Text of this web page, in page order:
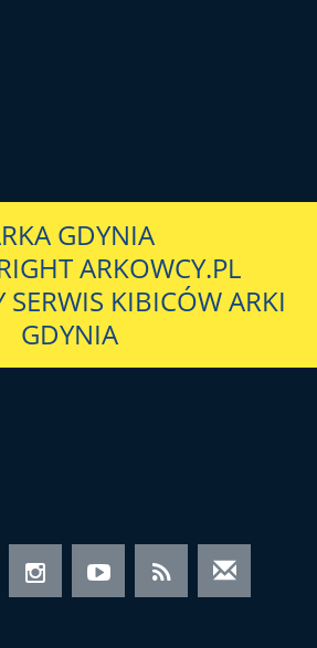
GDYNIA
ARKOWCY.PL
SERWIS KIBICÓW ARKI
GDYNIA